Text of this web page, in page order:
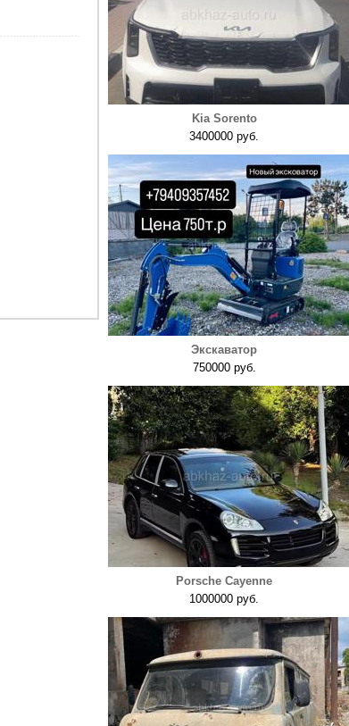
Kia Sorento
3400000 руб.
Экскаватор
750000 руб.
Porsche Cayenne
1000000 руб.